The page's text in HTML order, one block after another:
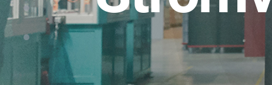
NEO CEE: Energieverteilung mit System.
effizient in der Installation, zukunftsfähig